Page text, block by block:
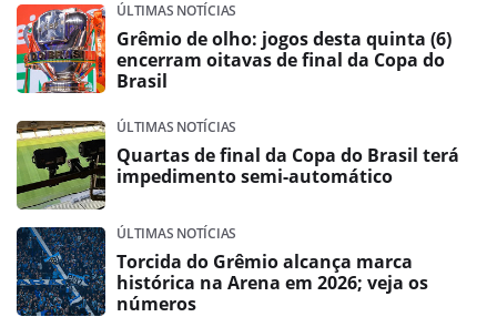
ÚLTIMAS NOTÍCIAS
Grêmio de olho: jogos desta quinta (6)
encerram oitavas de final da Copa do
Brasil
ÚLTIMAS NOTÍCIAS
Quartas de final da Copa do Brasil terá
impedimento semi-automático
ÚLTIMAS NOTÍCIAS
Torcida do Grêmio alcança marca
histórica na Arena em 2026; veja os
números